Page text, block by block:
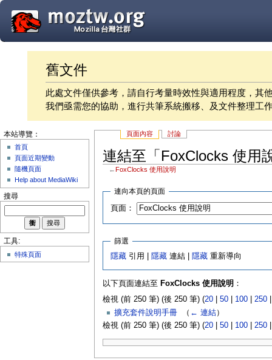
舊文件
此處文件僅供參考，請自行考量時效性與適用程度，其
我們亟需您的協助，進行共筆系統搬移、及文件整理工
頁面內容 討論
連結至「FoxClocks 使用
← FoxClocks 使用說明
連向本頁的頁面
頁面：
篩選
隱藏 引用 | 隱藏 連結 | 隱藏 重新導向
以下頁面連結至 FoxClocks 使用說明 ：
檢視 (前 250 筆) (後 250 筆) (20| 50| 100| 250
擴充套件說明手冊‎ （ ← 連結）
檢視 (前 250 筆) (後 250 筆) (20| 50| 100| 250
本站導覽：
首頁
頁面近期變動
隨機頁面
Help about MediaWiki
搜尋
工具:
特殊頁面